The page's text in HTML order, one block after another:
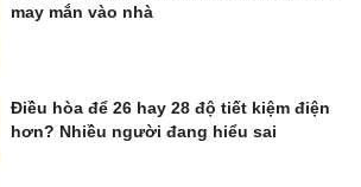
may mắn vào nhà
Điều hòa để 26 hay 28 độ tiết kiệm điện
hơn? Nhiều người đang hiểu sai